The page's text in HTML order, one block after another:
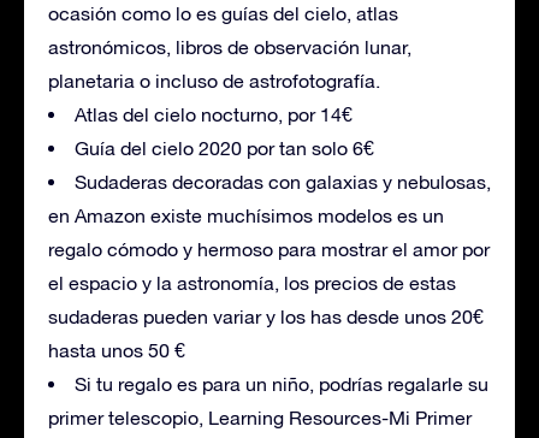
ocasión como lo es guías del cielo, atlas
astronómicos, libros de observación lunar,
planetaria o incluso de astrofotografía.
Atlas del cielo nocturno, por 14€
Guía del cielo 2020 por tan solo 6€
Sudaderas decoradas con galaxias y nebulosas,
en Amazon existe muchísimos modelos es un
regalo cómodo y hermoso para mostrar el amor por
el espacio y la astronomía, los precios de estas
sudaderas pueden variar y los has desde unos 20€
hasta unos 50 €
Si tu regalo es para un niño, podrías regalarle su
primer telescopio, Learning Resources-Mi Primer